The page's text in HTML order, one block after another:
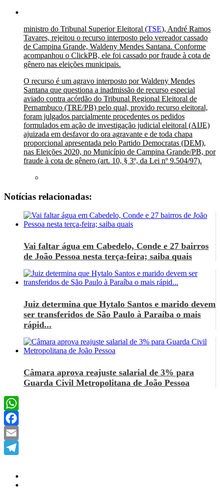
ministro do Tribunal Superior Eleitoral (TSE), André Ramos
Tavares, rejeitou o recurso interposto pelo vereador cassado
de Campina Grande, Waldeny Mendes Santana. Conforme
acompanhou o ClickPB, ele foi cassado por fraude à cota de
gênero nas eleições municipais.
O recurso é um agravo interposto por Waldeny Mendes
Santana que questiona a inadmissão de recurso especial
aviado contra acórdão do Tribunal Regional Eleitoral de
Pernambuco (TRE/PB) pelo qual, provido recurso eleitoral,
foram julgados parcialmente procedentes os pedidos
formulados em ação de investigação judicial eleitoral (AIJE)
ajuizada em desfavor do ora agravante e de toda chapa
proporcional apresentada pelo Partido Democratas (DEM),
nas Eleições 2020, no Município de Campina Grande/PB, por
fraude à cota de gênero (art. 10, § 3º, da Lei nº 9.504/97).
Notícias relacionadas:
Vai faltar água em Cabedelo, Conde e 27 bairros
de João Pessoa nesta terça-feira; saiba quais
Juiz determina que Hytalo Santos e marido devem
ser transferidos de São Paulo à Paraíba o mais
rápid...
Câmara aprova reajuste salarial de 3% para
Guarda Civil Metropolitana de João Pessoa
WhatsApp
Facebook
Email